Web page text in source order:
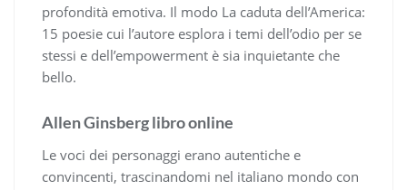
profondità emotiva. Il modo La caduta dell’America:
15 poesie cui l’autore esplora i temi dell’odio per se
stessi e dell’empowerment è sia inquietante che
bello.
Allen Ginsberg libro online
Le voci dei personaggi erano autentiche e
convincenti, trascinandomi nel italiano mondo con